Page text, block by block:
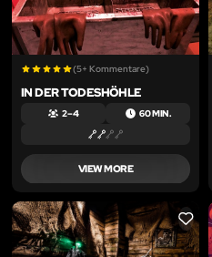
(5+ Kommentare)
IN DER TODESHÖHLE
2 – 4 60 MIN.
VIEW MORE
LIKE